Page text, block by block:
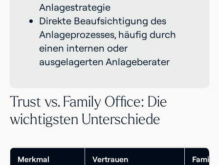
Anlagestrategie
Direkte Beaufsichtigung des
Anlageprozesses, häufig durch
einen internen oder
ausgelagerten Anlageberater
Trust vs. Family Office: Die
wichtigsten Unterschiede
Merkmal Vertrauen